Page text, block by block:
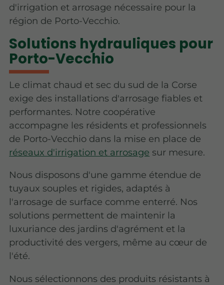
d'irrigation et arrosage nécessaire pour la
région de Porto-Vecchio.
Solutions hydrauliques pour
Porto-Vecchio
Le climat chaud et sec du sud de la Corse
exige des installations d'arrosage fiables et
performantes. Notre coopérative
accompagne les résidents et professionnels
de Porto-Vecchio dans la mise en place de
réseaux d'irrigation et arrosage sur mesure.
Nous disposons d'une gamme étendue de
tuyaux souples et rigides, adaptés à
l'arrosage de surface comme enterré. Nos
solutions permettent de maintenir la
luxuriance des jardins d'agrément et la
productivité des vergers, même au cœur de
l'été.
Nous sélectionnons des produits résistants à